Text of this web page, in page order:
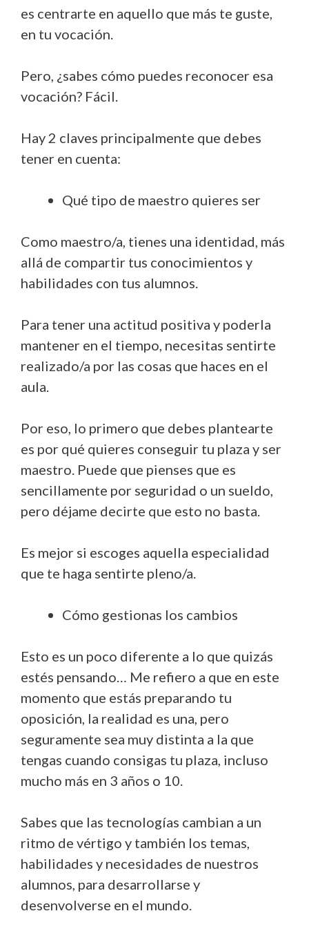
es centrarte en aquello que más te guste,
en tu vocación.
Pero, ¿sabes cómo puedes reconocer esa
vocación? Fácil.
Hay 2 claves principalmente que debes
tener en cuenta:
Qué tipo de maestro quieres ser
Como maestro/a, tienes una identidad, más
allá de compartir tus conocimientos y
habilidades con tus alumnos.
Para tener una actitud positiva y poderla
mantener en el tiempo, necesitas sentirte
realizado/a por las cosas que haces en el
aula.
Por eso, lo primero que debes plantearte
es por qué quieres conseguir tu plaza y ser
maestro. Puede que pienses que es
sencillamente por seguridad o un sueldo,
pero déjame decirte que esto no basta.
Es mejor si escoges aquella especialidad
que te haga sentirte pleno/a.
Cómo gestionas los cambios
Esto es un poco diferente a lo que quizás
estés pensando… Me refiero a que en este
momento que estás preparando tu
oposición, la realidad es una, pero
seguramente sea muy distinta a la que
tengas cuando consigas tu plaza, incluso
mucho más en 3 años o 10.
Sabes que las tecnologías cambian a un
ritmo de vértigo y también los temas,
habilidades y necesidades de nuestros
alumnos, para desarrollarse y
desenvolverse en el mundo.